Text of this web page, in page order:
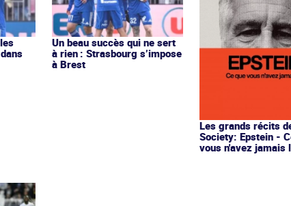
Un beau succès qui ne sert
à rien : Strasbourg s’impose
à Brest
Les grands récits
Society: Epstein -
vous n'avez jamais